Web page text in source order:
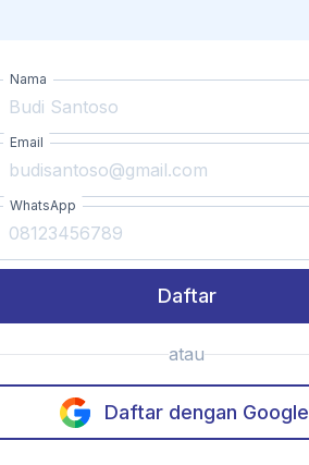
Nama
Email
WhatsApp
Daftar
atau
Daftar dengan Google